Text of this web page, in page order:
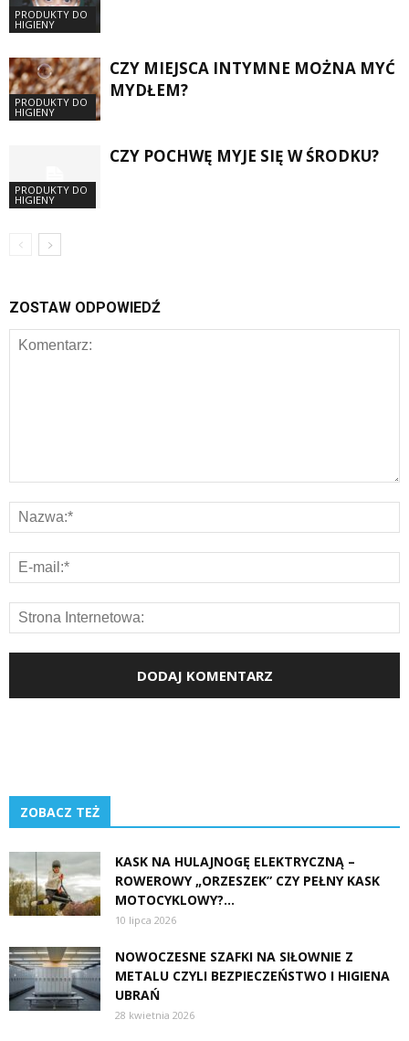
PRODUKTY DO
HIGIENY
PRODUKTY DO
HIGIENY
CZY MIEJSCA INTYMNE MOŻNA MYĆ
MYDŁEM?
PRODUKTY DO
HIGIENY
CZY POCHWĘ MYJE SIĘ W ŚRODKU?
ZOSTAW ODPOWIEDŹ
ZOBACZ TEŻ
KASK NA HULAJNOGĘ ELEKTRYCZNĄ –
ROWEROWY „ORZESZEK” CZY PEŁNY KASK
MOTOCYKLOWY?...
10 lipca 2026
NOWOCZESNE SZAFKI NA SIŁOWNIE Z
METALU CZYLI BEZPIECZEŃSTWO I HIGIENA
UBRAŃ
28 kwietnia 2026